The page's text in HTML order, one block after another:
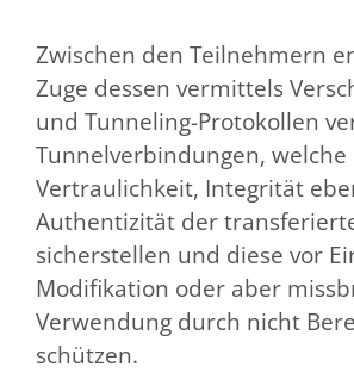
Zwischen den Teilnehmern
Zuge dessen vermittels
und Tunneling-Protokollen
Tunnelverbindungen, welche
Vertraulichkeit, Integrität
Authentizität der
sicherstellen und diese vor
Modifikation oder aber
Verwendung durch nicht
schützen.